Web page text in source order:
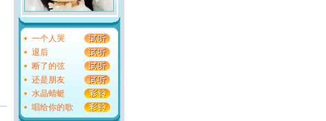
一个人哭
退后
断了的弦
还是朋友
水晶蜻蜓
唱给你的歌